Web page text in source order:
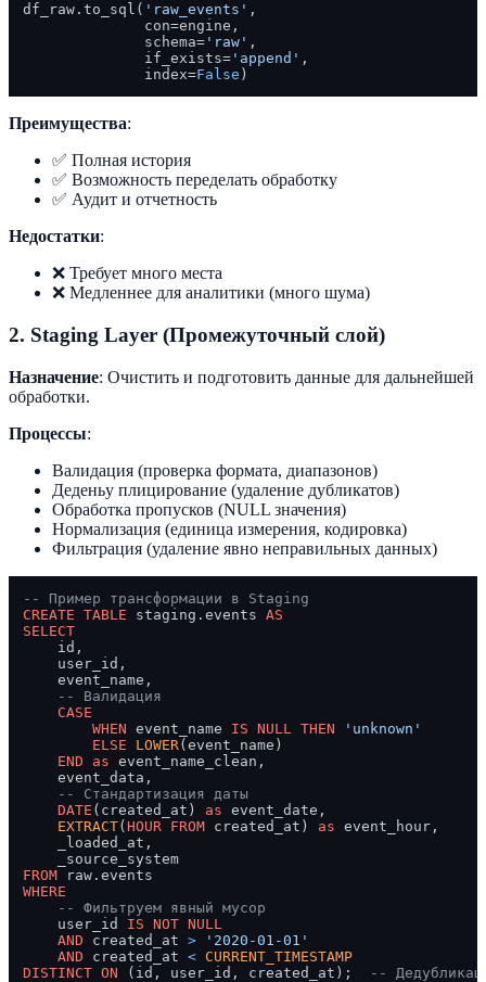
df_raw.to_sql( 'raw_events' ,
              con=engine,
              schema=
'raw' ,
              if_exists=
'append' ,
              index=
False
Преимущества:
✅ Полная история
✅ Возможность переделать обработку
✅ Аудит и отчетность
Недостатки:
❌ Требует много места
❌ Медленнее для аналитики (много шума)
2. Staging Layer (Промежуточный слой)
Назначение: Очистить и подготовить данные для дальнейшей
обработки.
Процессы:
Валидация (проверка формата, диапазонов)
Деденьу плицирование (удаление дубликатов)
Обработка пропусков (NULL значения)
Нормализация (единица измерения, кодировка)
Фильтрация (удаление явно неправильных данных)
-- Пример трансформации в Staging
CREATE TABLE staging.events AS
SELECT
    id,
    user_id,
    event_name,
-- Валидация
CASE
WHEN event_name IS NULL THEN
'unknown'
ELSE
LOWER(event_name)
END
as event_name_clean,
    event_data,
-- Стандартизация даты
DATE (created_at) as event_date,
EXTRACT( HOUR FROM created_at) as event_hour,
    _loaded_at,
FROM
WHERE
-- Фильтруем явный мусор
    user_id
IS NOT NULL
AND created_at >
'2020-01-01'
AND created_at < CURRENT_TIMESTAMP
DISTINCT ON (id, user_id, created_at); --